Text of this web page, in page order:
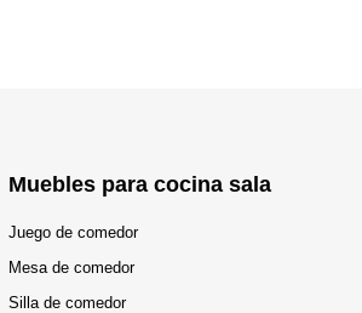
Muebles para cocina sala
Juego de comedor
Mesa de comedor
Silla de comedor